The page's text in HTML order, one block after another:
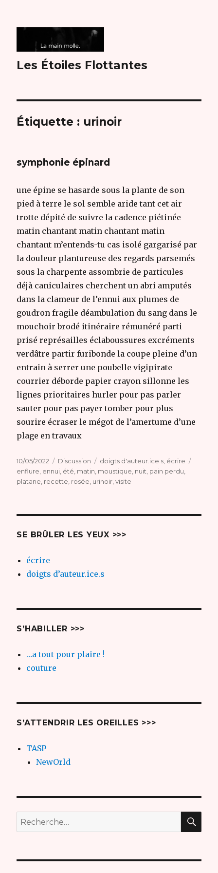
Les Étoiles Flottantes
Étiquette : urinoir
symphonie épinard
une épine se hasarde sous la plante de son
pied à terre le sol semble aride tant cet air
trotte dépité de suivre la cadence piétinée
matin chantant matin chantant matin
chantant m’entends-tu cas isolé gargarisé par
la douleur plantureuse des regards parsemés
sous la charpente assombrie de particules
déjà caniculaires cherchent un abri amputés
dans la clameur de l’ennui aux plumes de
goudron fragile déambulation du sang dans le
mouchoir brodé itinéraire rémunéré parti
prisé représailles éclaboussures excréments
verdâtre partir furibonde la coupe pleine d’un
entrain à serrer une poubelle vigipirate
courrier déborde papier crayon sillonne les
lignes prioritaires hurler pour pas parler
sauter pour pas payer tomber pour plus
sourire écraser le mégot de l’amertume d’une
plage en travaux
Publié
le
10/05/2022 Format
Discussion Catégories
doigts d'auteur.ice.s écrire
enflure ennui été matin moustique nuit pain perdu
platane recette rosée urinoir ,visite
SE BRÛLER LES YEUX >>>
écrire
doigts d’auteur.ice.s
S’HABILLER >>>
…a tout pour plaire !
couture
S’ATTENDRIR LES OREILLES >>>
TASP
NewOrld
Recherche
pour